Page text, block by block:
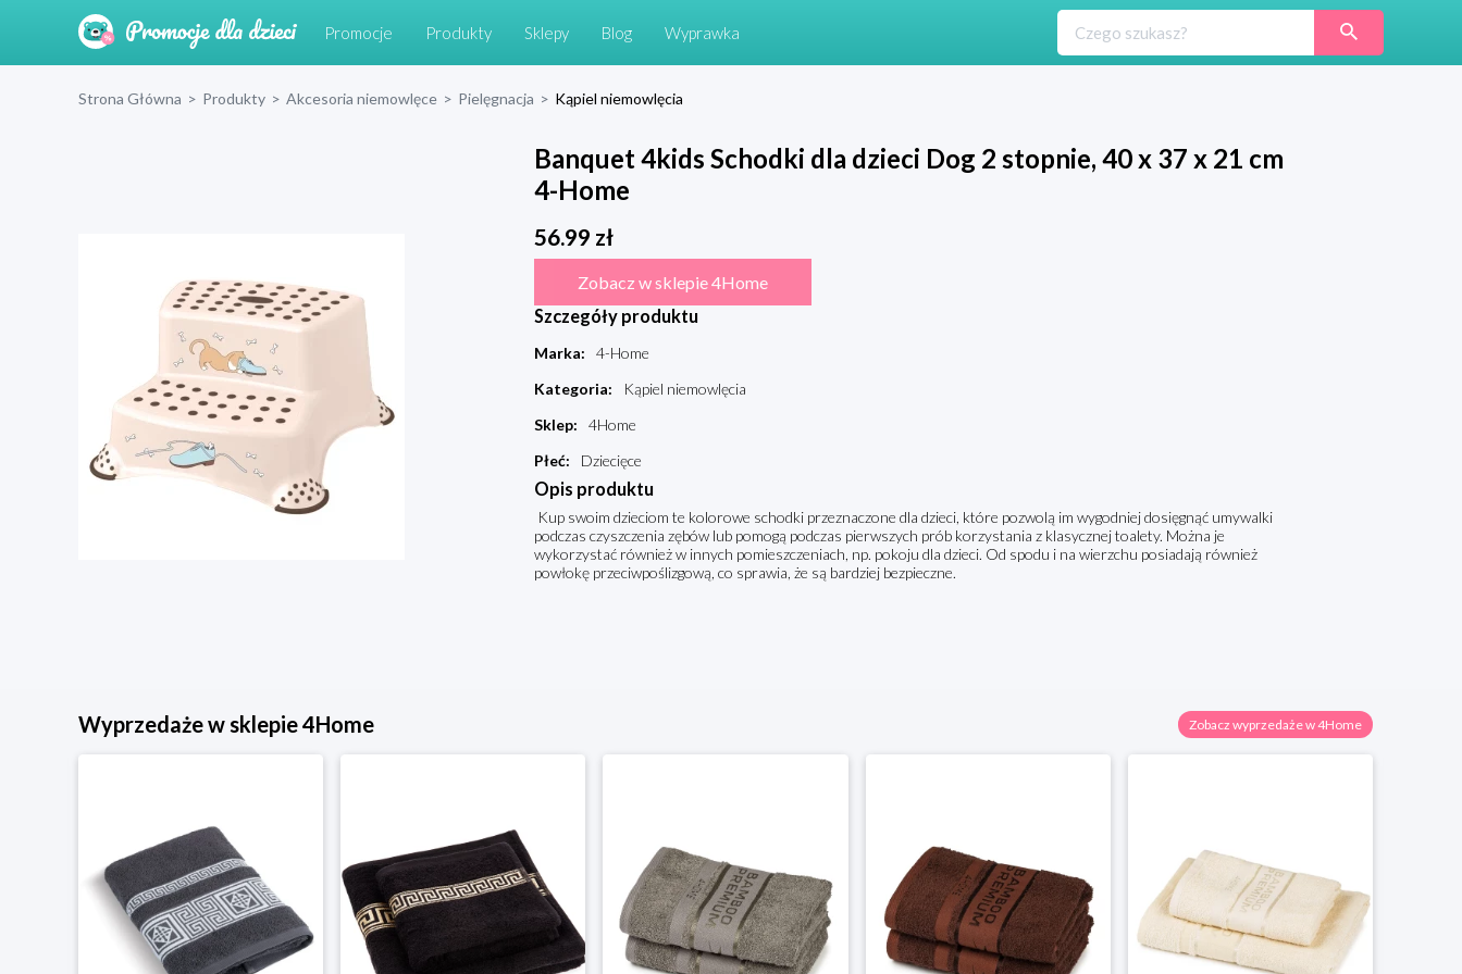
Promocje Produkty Sklepy Blog Wyprawka
Strona Główna > Produkty > Akcesoria niemowlęce > Pielęgnacja > Kąpiel niemowlęcia
Banquet 4kids Schodki dla dzieci Dog 2 stopnie, 40 x 37 x 21 cm
4-Home
56.99 zł
Zobacz w sklepie 4Home
Szczegóły produktu
Marka:
4-Home
Kategoria:
Kąpiel niemowlęcia
Sklep:
4Home
Płeć: Dziecięce
Opis produktu
Kup swoim dzieciom te kolorowe schodki przeznaczone dla dzieci, które pozwolą im wygodniej dosięgnąć umywalki
podczas czyszczenia zębów lub pomogą podczas pierwszych prób korzystania z klasycznej toalety. Można je
wykorzystać również w innych pomieszczeniach, np. pokoju dla dzieci. Od spodu i na wierzchu posiadają również
powłokę przeciwpoślizgową, co sprawia, że są bardziej bezpieczne.
Wyprzedaże w sklepie 4Home Zobacz wyprzedaże w 4Home